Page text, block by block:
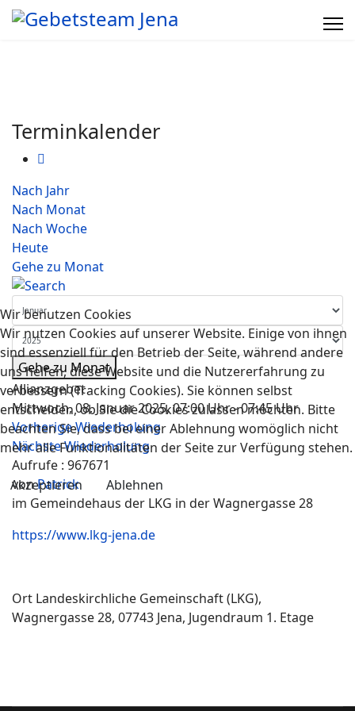
Terminkalender
Nach Jahr
Nach Monat
Nach Woche
Heute
Gehe zu Monat
Gehe zu Monat
Allianzgebet
Mittwoch, 08. Januar 2025, 07:00 Uhr - 07:45 Uhr
Vorherige Wiederholung
Nächste Wiederholung
Aufrufe : 967671
vonPatrick
im Gemeindehaus der LKG in der Wagnergasse 28
https://www.lkg-jena.de
Ort Landeskirchliche Gemeinschaft (LKG),
Wagnergasse 28, 07743 Jena, Jugendraum 1. Etage
Wir benutzen Cookies
Wir nutzen Cookies auf unserer Website. Einige von ihnen
sind essenziell für den Betrieb der Seite, während andere
uns helfen, diese Website und die Nutzererfahrung zu
verbessern (Tracking Cookies). Sie können selbst
entscheiden, ob Sie die Cookies zulassen möchten. Bitte
beachten Sie, dass bei einer Ablehnung womöglich nicht
mehr alle Funktionalitäten der Seite zur Verfügung stehen.
Akzeptieren Ablehnen